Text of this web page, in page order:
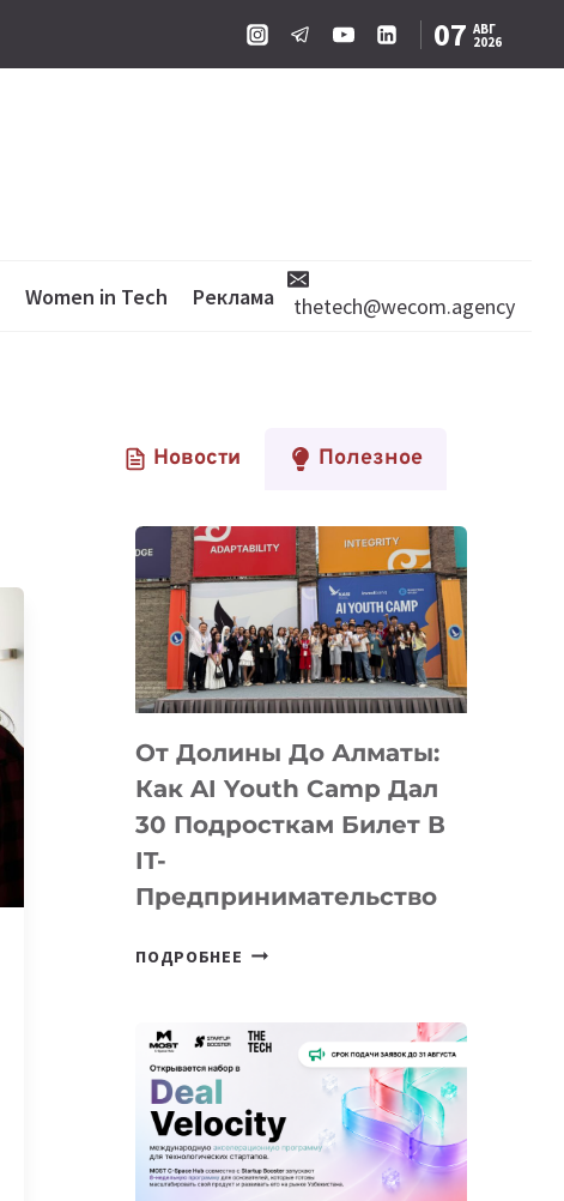
07 АВГ
2026
Women in Tech Реклама thetech@wecom.agency
Новости Полезное
От Долины До Алматы:
Как AI Youth Camp Дал
30 Подросткам Билет В
IT-
Предпринимательство
ПОДРОБНЕЕ ОТ
АЛМАТЫ:
YOUTH
CAMP
ДАЛ